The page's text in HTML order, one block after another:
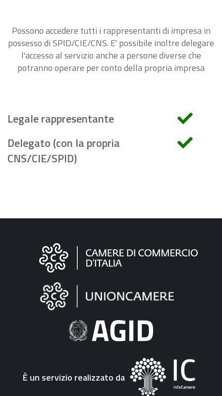
Possono accedere tutti i rappresentanti di impresa in
possesso di SPID/CIE/CNS. E' possibile inoltre delegare
l'accesso al servizio anche a persone diverse che
potranno operare per conto della propria impresa
Legale rappresentante
Delegato (con la propria
CNS/CIE/SPID)
Informazioni
"Fattura
Elettronica"
È un servizio realizzato da